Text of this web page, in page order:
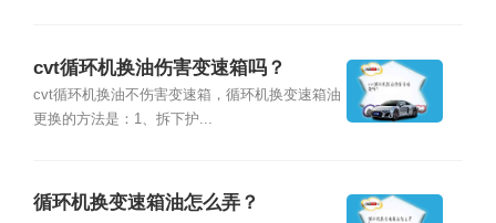
cvt循环机换油伤害变速箱吗？
cvt循环机换油不伤害变速箱，循环机换变速箱油
更换的方法是：1、拆下护...
循环机换变速箱油怎么弄？